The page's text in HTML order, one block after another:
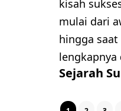
kisah
mulai dari
hingga
lengkapnya
Sejarah